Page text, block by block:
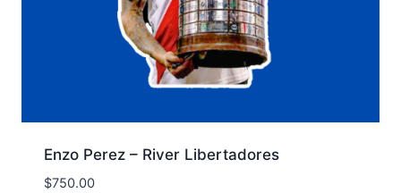
Enzo Perez – River Libertadores
$750.00